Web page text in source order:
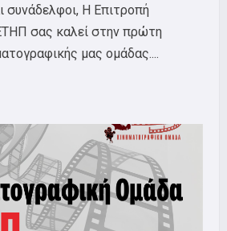
συνάδελφοι, Η Επιτροπή
σας καλεί στην πρώτη
μας ομάδας....